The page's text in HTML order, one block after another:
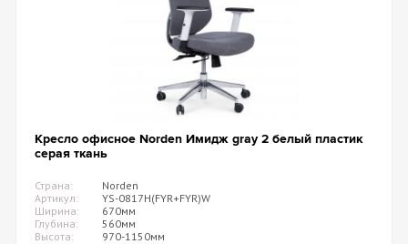
Кресло офисное Norden Имидж gray 2 белый пластик
серая ткань
Страна:
Norden
Артикул:
YS-0817H(FYR+FYR)W
Ширина:
670мм
Глубина:
560мм
Высота:
970-1150мм